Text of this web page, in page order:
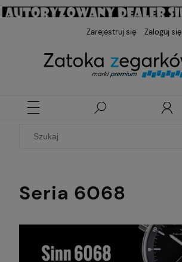
Zarejestruj się Zaloguj się
Seria 6068